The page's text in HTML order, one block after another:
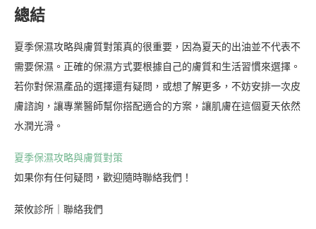
總結
夏季保濕攻略與膚質對策真的很重要，因為夏天的出油並不代表不
需要保濕。正確的保濕方式要根據自己的膚質和生活習慣來選擇。
若你對保濕產品的選擇還有疑問，或想了解更多，不妨安排一次皮
膚諮詢，讓專業醫師幫你搭配適合的方案，讓肌膚在這個夏天依然
水潤光滑。
夏季保濕攻略與膚質對策
如果你有任何疑問，歡迎隨時聯絡我們！
萊攸診所｜聯絡我們